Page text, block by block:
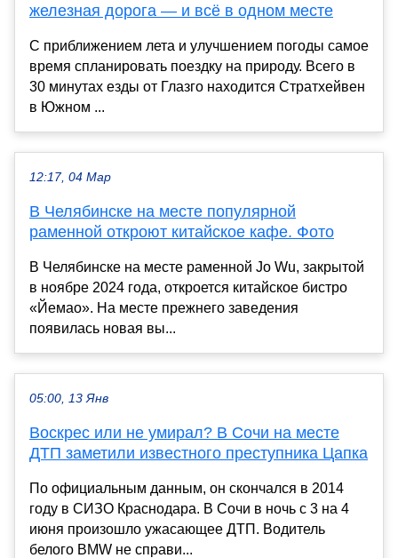
железная дорога — и всё в одном месте
С приближением лета и улучшением погоды самое
время спланировать поездку на природу. Всего в
30 минутах езды от Глазго находится Стратхейвен
в Южном ...
12:17, 04 Мар
В Челябинске на месте популярной
раменной откроют китайское кафе. Фото
В Челябинске на месте раменной Jo Wu, закрытой
в ноябре 2024 года, откроется китайское бистро
«Йемао». На месте прежнего заведения
появилась новая вы...
05:00, 13 Янв
Воскрес или не умирал? В Сочи на месте
ДТП заметили известного преступника Цапка
По официальным данным, он скончался в 2014
году в СИЗО Краснодара. В Сочи в ночь с 3 на 4
июня произошло ужасающее ДТП. Водитель
белого BMW не справи...